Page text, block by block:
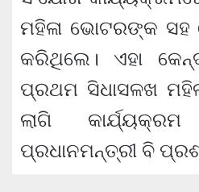
ମହିଳା ଭୋଟରଙ୍କ
କରିଥିଲେ। ଏହା
ପ୍ରଥମ ସିଧାସଳଖ
ଲାଗି
ପ୍ରଧାନମନ୍ତ୍ରୀ ବି